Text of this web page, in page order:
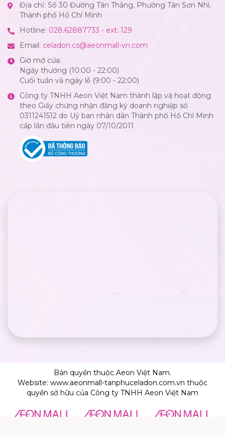
Địa chỉ: Số 30 Đường Tân Thắng, Phường Tân Sơn Nhì,
Thành phố Hồ Chí Minh
Hotline: 028.62887733 - ext: 129
Email: celadon.cs@aeonmall-vn.com
Giờ mở cửa:
Ngày thường (10:00 - 22:00)
Cuối tuần và ngày lễ (9:00 - 22:00)
Công ty TNHH Aeon Việt Nam thành lập và hoạt động
theo Giấy chứng nhận đăng ký doanh nghiệp số
0311241512 do Uỷ ban nhân dân Thành phố Hồ Chí Minh
cấp lần đầu tiên ngày 07/10/2011
Bản quyền thuộc Aeon Việt Nam.
Website: www.aeonmall-tanphuceladon.com.vn thuộc
quyền sở hữu của Công ty TNHH Aeon Việt Nam